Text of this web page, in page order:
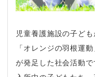
児童養護施設の子ど
「オレンジの羽根運
が発足した社会活動で